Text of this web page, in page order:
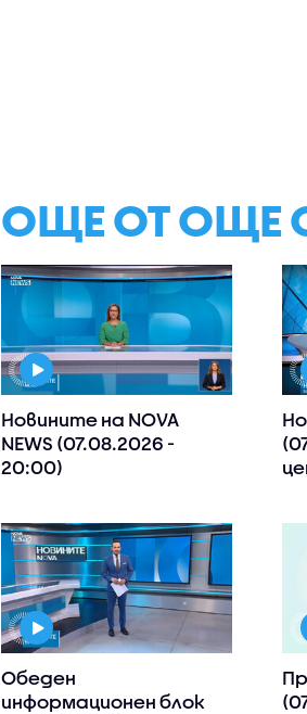
ОЩЕ ОТ ОЩЕ
Новините на NOVA
NEWS (07.08.2026 -
20:00)
Обеден
информационен блок